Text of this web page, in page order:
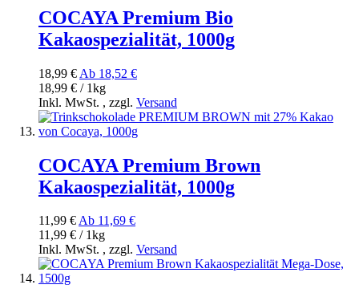
COCAYA Premium Bio
Kakaospezialität, 1000g
18,99 € Ab 18,52 €
18,99 € / 1kg
Inkl. MwSt. , zzgl. Versand
COCAYA Premium Brown
Kakaospezialität, 1000g
11,99 €Ab 11,69 €
11,99 € / 1kg
Inkl. MwSt. , zzgl. Versand